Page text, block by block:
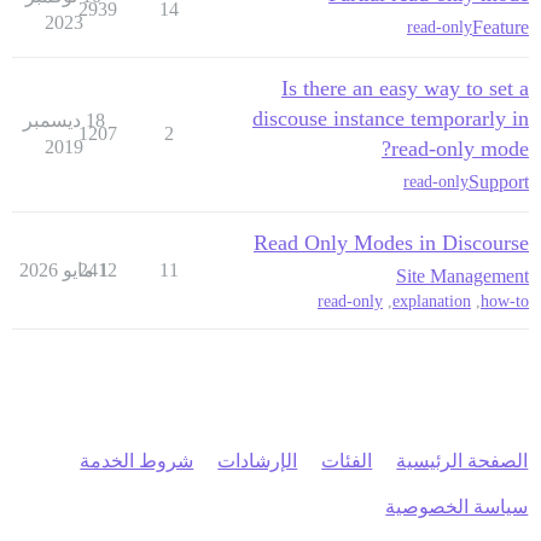
Feature
read-only
14
2939
2023
Is there an easy way to set a
discouse instance temporarly in
read-only mode?
Support
read-only
2
1207
18 ديسمبر
2019
Read Only Modes in Discourse
Site Management
how-to
explanation
read-only
11
2412
1 مايو 2026
الصفحة الرئيسية الفئات الإرشادات شروط الخدمة
سياسة الخصوصية